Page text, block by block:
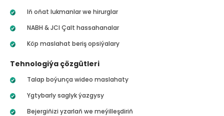
Iň oňat lukmanlar we hirurglar
NABH & JCI Çalt hassahanalar
Köp maslahat beriş opsiýalary
Tehnologiýa çözgütleri
Talap boýunça wideo maslahaty
Ygtybarly saglyk ýazgysy
Bejergiňizi yzarlaň we meýilleşdiriň